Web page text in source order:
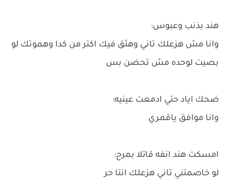
هند بذنب وعبوس:
وانا مش هزعلك تاني وهثق فيك اكتر من كدا وهموتك لو
بصيت لوحده مش تحضن بس
ضحك اياد حتي ادمعت عينيه:
وانا موافق ياقمري
امسكت هند انفه قائلا بمرح:
لو خاصمتني تاني هزعلك انتا حر